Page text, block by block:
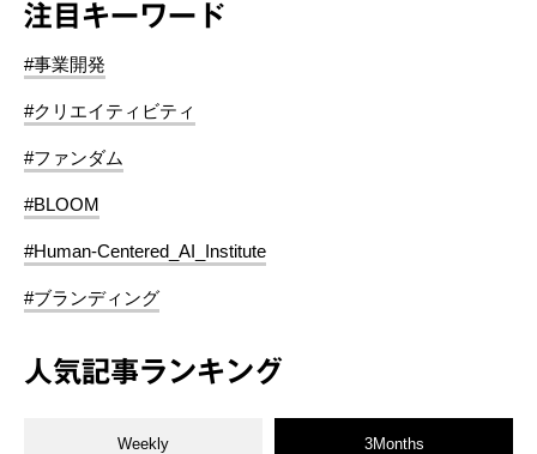
注目キーワード
#事業開発
#クリエイティビティ
#ファンダム
#BLOOM
#Human-Centered_AI_Institute
#ブランディング
人気記事ランキング
Weekly 3Months